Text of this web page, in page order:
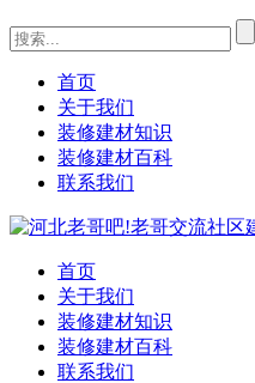
首页
关于我们
装修建材知识
装修建材百科
联系我们
首页
关于我们
装修建材知识
装修建材百科
联系我们